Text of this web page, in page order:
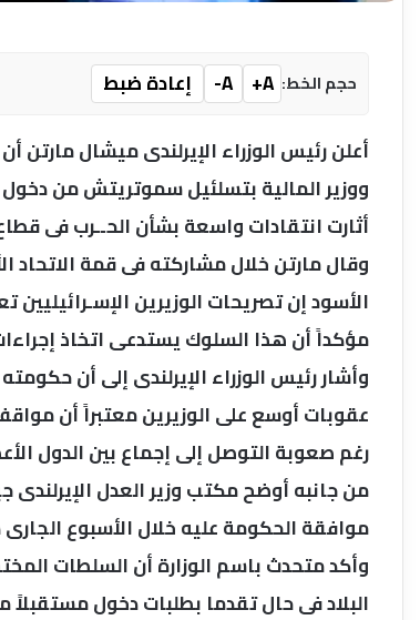
حجم الخط: A+
A-
إعادة ضبط
أعلن رئيس الوزراء الإيرلندى ميشال مارتن
ووزير المالية بتسلئيل سموتريتش من
أثارت انتقادات واسعة بشأن الحــرب فى
وقال مارتن خلال مشاركته فى قمة الاتحاد
الأسود إن تصريحات الوزيرين
مؤكداً أن هذا السلوك يستدعى اتخاذ
وأشار رئيس الوزراء الإيرلندى إلى أن
عقوبات أوسع على الوزيرين معتبراً أن
رغم صعوبة التوصل إلى إجماع بين الدول
من جانبه أوضح مكتب وزير العدل الإيرلندى
موافقة الحكومة عليه خلال الأسبوع
وأكد متحدث باسم الوزارة أن السلطات
البلاد فى حال تقدما بطلبات دخول مستقبلاً